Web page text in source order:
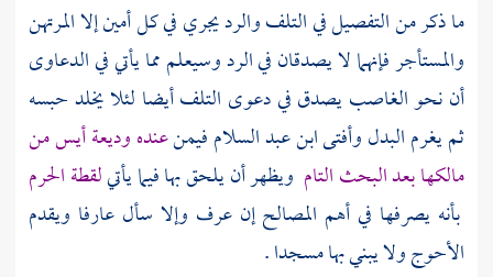
ما ذكر من التفصيل في التلف والرد يجري في كل أمين إلا المرتهن
والمستأجر فإنهما لا يصدقان في الرد وسيعلم مما يأتي في الدعاوى
أن نحو الغاصب يصدق في دعوى التلف أيضا لئلا يخلد حبسه
ثم يغرم البدل وأفتىابن عبد السلامفيمنعنده وديعة أيس من
مالكها بعد البحث التام ويظهر أن يلحق بها فيما يأتيلقطةالحرم
بأنه يصرفها في أهم المصالح إن عرف وإلا سأل عارفا ويقدم
الأحوج ولا يبني بها مسجدا .